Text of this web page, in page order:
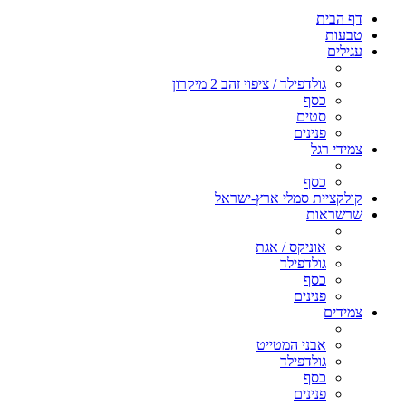
דף הבית
טבעות
עגילים
גולדפילד / ציפוי זהב 2 מיקרון
כסף
סטים
פנינים
צמידי רגל
כסף
קולקציית סמלי ארץ-ישראל
שרשראות
אוניקס / אגת
גולדפילד
כסף
פנינים
צמידים
אבני המטייט
גולדפילד
כסף
פנינים